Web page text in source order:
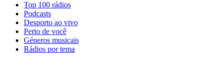
Top 100 rádios
Podcasts
Desporto ao vivo
Perto de você
Géneros musicais
Rádios por tema